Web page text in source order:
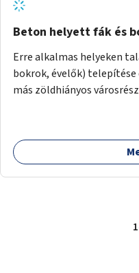
Beton helyett fák és
Erre alkalmas helyeken
bokrok, évelők) telepítése
más zöldhiányos
1